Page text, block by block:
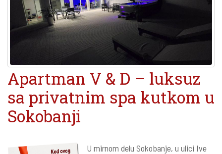
Apartman V & D – luksuz
sa privatnim spa kutkom u
Sokobanji
U mirnom delu Sokobanje, u ulici Ive